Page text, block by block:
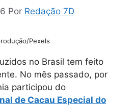
Por Redação 7D
Pexels
no Brasil tem feito
No mês passado, por
participou do
de Cacau Especial do